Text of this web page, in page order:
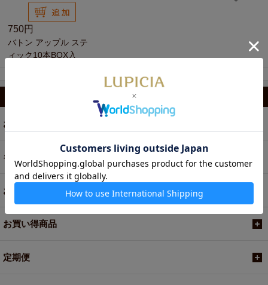
750円
バトン アップル ステ
ィック10本BOX入
お茶
ギフト
お菓子・食品・飲料
お買い得商品
定期便